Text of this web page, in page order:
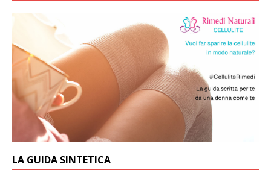
LA GUIDA SINTETICA